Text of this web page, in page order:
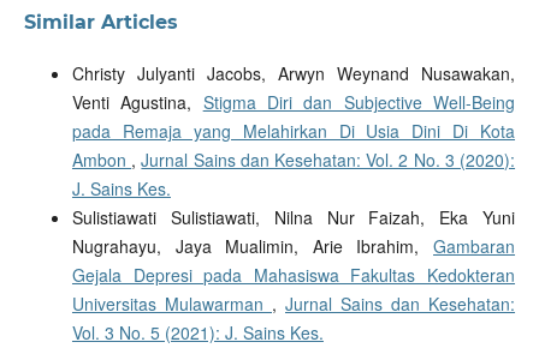
Similar Articles
Christy Julyanti Jacobs, Arwyn Weynand Nusawakan,
Venti Agustina, Stigma Diri dan Subjective Well-Being
pada Remaja yang Melahirkan Di Usia Dini Di Kota
Ambon ,Jurnal Sains dan Kesehatan: Vol. 2 No. 3 (2020):
J. Sains Kes.
Sulistiawati Sulistiawati, Nilna Nur Faizah, Eka Yuni
Nugrahayu, Jaya Mualimin, Arie Ibrahim,Gambaran
Gejala Depresi pada Mahasiswa Fakultas Kedokteran
Universitas Mulawarman ,Jurnal Sains dan Kesehatan:
Vol. 3 No. 5 (2021): J. Sains Kes.